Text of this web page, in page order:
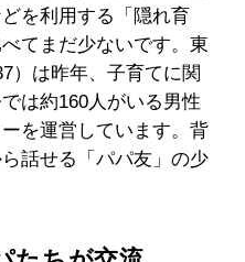
を利用する「隠れ育
てまだ少ないです。東
）は昨年、子育てに関
は約160人がいる男性
を運営しています。背
話せる「パパ友」の少